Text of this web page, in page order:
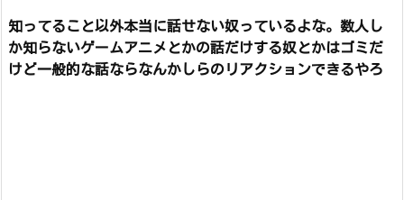
知ってること以外本当に話せない奴っているよな。 数人し
か知らないゲームアニメとかの話だけする奴とかはゴミだ
けど一般的な話ならなんかしらのリアクションできるやろ